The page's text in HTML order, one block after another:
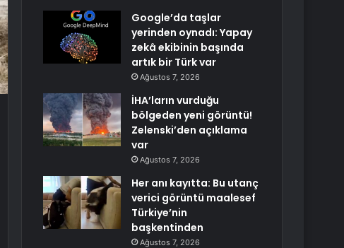
Google’da taşlar
yerinden oynadı: Yapay
zekâ ekibinin başında
artık bir Türk var
Ağustos 7, 2026
İHA’ların vurduğu
bölgeden yeni görüntü!
Zelenski’den açıklama
var
Ağustos 7, 2026
Her anı kayıtta: Bu utanç
verici görüntü maalesef
Türkiye’nin
başkentinden
Ağustos 7, 2026